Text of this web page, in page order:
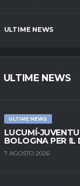
ULTIME NEWS
ULTIME NEWS
ULTIME NEWS
LUCUMÍ-
BOLOGNA PER IL
7 AGOSTO 2026